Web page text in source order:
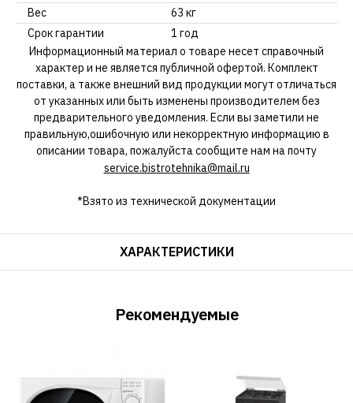
Вес
63 кг
Срок гарантии
1 год
Информационный материал о товаре несет справочный
характер и не является публичной офертой. Комплект
поставки, а также внешний вид продукции могут отличаться
от указанных или быть изменены производителем без
предварительного уведомления. Если вы заметили не
правильную,ошибочную или некорректную информацию в
описании товара, пожалуйста сообщите нам на почту
service.bistrotehnika@mail.ru
*Взято из технической документации
ХАРАКТЕРИСТИКИ
Рекомендуемые